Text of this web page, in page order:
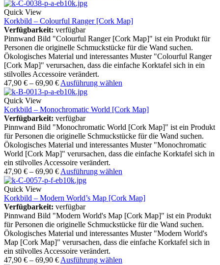
Quick View
Korkbild – Colourful Ranger [Cork Map]
Verfügbarkeit: verfügbar
Pinnwand Bild "Colourful Ranger [Cork Map]" ist ein Produkt für
Personen die originelle Schmuckstücke für die Wand suchen.
Ökologisches Material und interessantes Muster "Colourful Ranger
[Cork Map]" verursachen, dass die einfache Korktafel sich in ein
stilvolles Accessoire verändert.
47,90 € – 69,90 € Ausführung wählen
Quick View
Korkbild – Monochromatic World [Cork Map]
Verfügbarkeit: verfügbar
Pinnwand Bild "Monochromatic World [Cork Map]" ist ein Produkt
für Personen die originelle Schmuckstücke für die Wand suchen.
Ökologisches Material und interessantes Muster "Monochromatic
World [Cork Map]" verursachen, dass die einfache Korktafel sich in
ein stilvolles Accessoire verändert.
47,90 € – 69,90 € Ausführung wählen
Quick View
Korkbild – Modern World’s Map [Cork Map]
Verfügbarkeit: verfügbar
Pinnwand Bild "Modern World's Map [Cork Map]" ist ein Produkt
für Personen die originelle Schmuckstücke für die Wand suchen.
Ökologisches Material und interessantes Muster "Modern World's
Map [Cork Map]" verursachen, dass die einfache Korktafel sich in
ein stilvolles Accessoire verändert.
47,90 € – 69,90 € Ausführung wählen